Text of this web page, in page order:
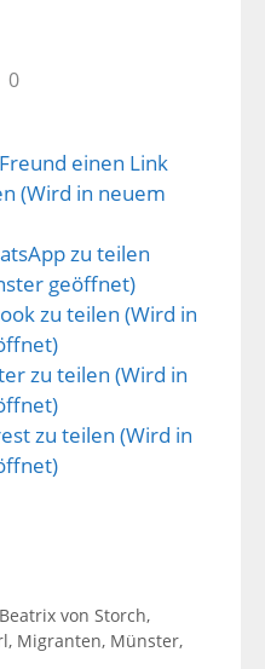
0
einen Link
(Wird in neuem
zu teilen
geöffnet)
zu teilen (Wird in
zu teilen (Wird in
zu teilen (Wird in
Beatrix von Storch,
, Migranten, Münster,